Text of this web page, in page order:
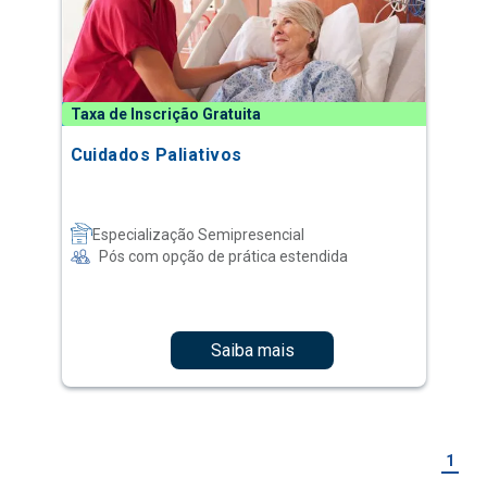
Taxa de Inscrição Gratuita
Cuidados Paliativos
Especialização Semipresencial
Pós com opção de prática estendida
Saiba mais
1